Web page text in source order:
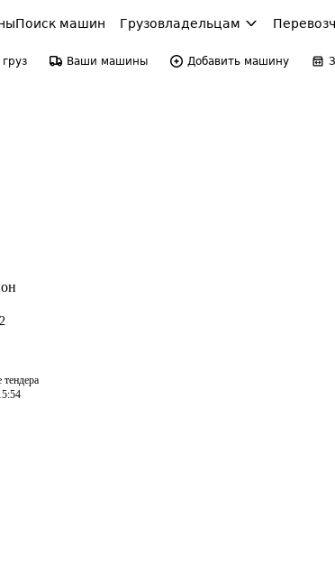
Поиск машин Грузовладельцам
Ваши машины Добавить машину